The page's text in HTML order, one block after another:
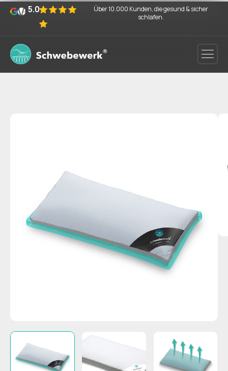
5.0
Über 10.000 Kunden, die gesund & sicher
schlafen.